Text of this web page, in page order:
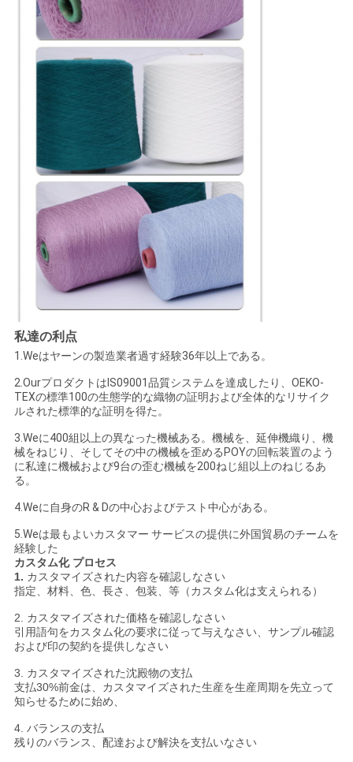
私達の利点
1.Weはヤーンの製造業者過す経験36年以上である。
2.OurプロダクトはIS09001品質システムを達成したり、OEKO-
TEXの標準100の生態学的な織物の証明および全体的なリサイク
ルされた標準的な証明を得た。
3.Weに400組以上の異なった機械ある。機械を、延伸機織り、機
械をねじり、そしてその中の機械を歪めるPOYの回転装置のよう
に私達に機械および9台の歪む機械を200ねじ組以上のねじるあ
る。
4.Weに自身のR & Dの中心およびテスト中心がある。
5.Weは最もよいカスタマー サービスの提供に外国貿易のチームを
経験した
カスタム化 プロセス
1. カスタマイズされた内容を確認しなさい
指定、材料、色、長さ、包装、等（カスタム化は支えられる）
2. カスタマイズされた価格を確認しなさい
引用語句をカスタム化の要求に従って与えなさい、サンプル確認
および印の契約を提供しなさい
3. カスタマイズされた沈殿物の支払
支払30%前金は、カスタマイズされた生産を生産周期を先立って
知らせるために始め、
4. バランスの支払
残りのバランス、配達および解決を支払いなさい